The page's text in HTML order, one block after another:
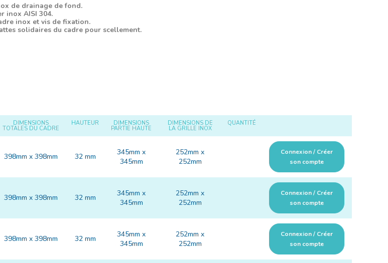
de drainage de fond.
inox AISI 304.
inox et vis de fixation.
solidaires du cadre pour scellement.
DIMENSIONS
TOTALES DU CADRE
HAUTEUR DIMENSIONS
PARTIE HAUTE
DIMENSIONS DE
LA GRILLE INOX
QUANTITÉ
398mm x 398mm 32 mm
345mm x
345mm
252mm x
252mm
Connexion / Créer
son compte
398mm x 398mm 32 mm
345mm x
345mm
252mm x
252mm
Connexion / Créer
son compte
398mm x 398mm 32 mm
345mm x
345mm
252mm x
252mm
Connexion / Créer
son compte